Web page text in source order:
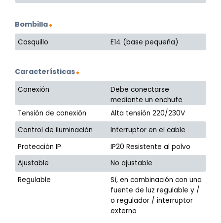
Bombilla
Casquillo E14 (base pequeña)
Características
Conexión
Debe conectarse
mediante un enchufe
Tensión de conexión
Alta tensión 220/230V
Control de iluminación
Interruptor en el cable
Protección IP
IP20 Resistente al polvo
Ajustable
No ajustable
Regulable
Sí, en combinación con una
fuente de luz regulable y /
o regulador / interruptor
externo